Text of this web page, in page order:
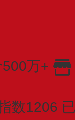
万+
数1206